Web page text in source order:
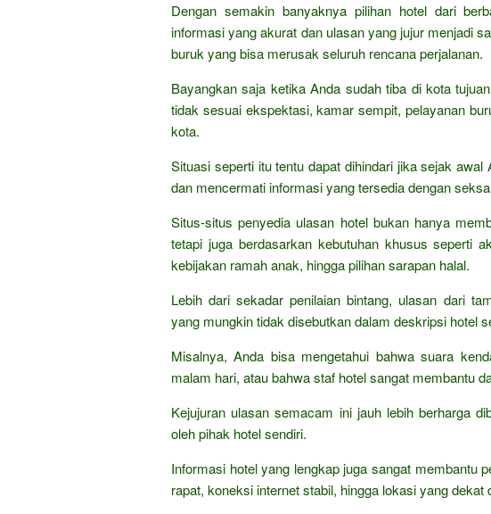
Dengan semakin banyaknya pilihan hotel dari
informasi yang akurat dan ulasan yang jujur menjadi
buruk yang bisa merusak seluruh rencana perjalanan.
Bayangkan saja ketika Anda sudah tiba di kota
tidak sesuai ekspektasi, kamar sempit, pelayanan
kota.
Situasi seperti itu tentu dapat dihindari jika sejak
dan mencermati informasi yang tersedia dengan
Situs-situs penyedia ulasan hotel bukan hanya
tetapi juga berdasarkan kebutuhan khusus seperti
kebijakan ramah anak, hingga pilihan sarapan halal.
Lebih dari sekadar penilaian bintang, ulasan dari
yang mungkin tidak disebutkan dalam deskripsi hotel
Misalnya, Anda bisa mengetahui bahwa suara
malam hari, atau bahwa staf hotel sangat membantu
Kejujuran ulasan semacam ini jauh lebih berharga
oleh pihak hotel sendiri.
Informasi hotel yang lengkap juga sangat membantu
rapat, koneksi internet stabil, hingga lokasi yang